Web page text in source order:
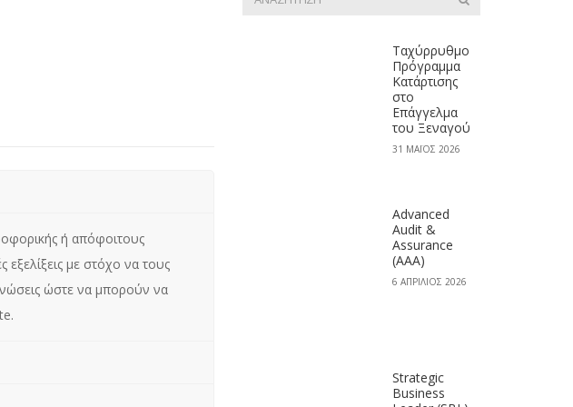
με στόχο να τους
ώστε να μπορούν να
Ταχύρρυθμο
Πρόγραμμα
Κατάρτισης
στο
Επάγγελμα
του Ξεναγού
31 ΜΆΙΟΣ 2026
Advanced
Audit &
Assurance
(AAA)
6 ΑΠΡΊΛΙΟΣ 2026
Strategic
Business